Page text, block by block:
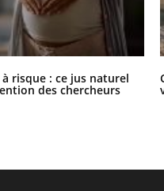
à risque : ce jus naturel
des chercheurs